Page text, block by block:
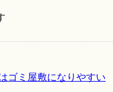
ゴミ屋敷になりやすい